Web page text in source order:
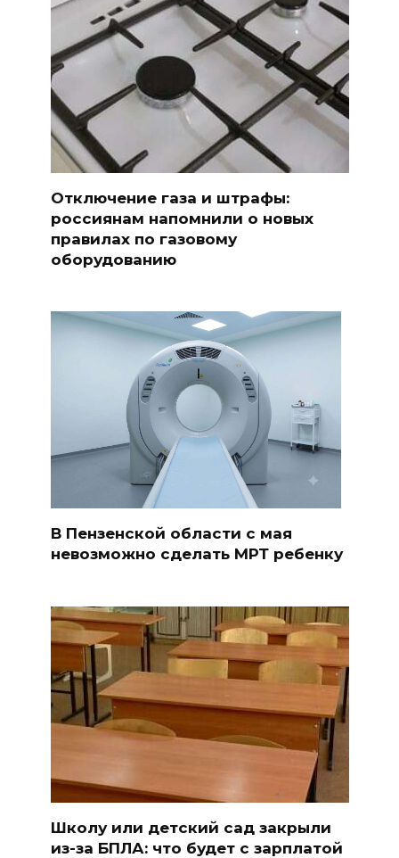
Отключение газа и штрафы:
россиянам напомнили о новых
правилах по газовому
оборудованию
В Пензенской области с мая
невозможно сделать МРТ ребенку
Школу или детский сад закрыли
из-за БПЛА: что будет с зарплатой